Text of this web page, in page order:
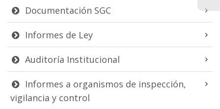
Documentación SGC
Informes de Ley
Auditoría Institucional
Informes a organismos de inspección,
vigilancia y control